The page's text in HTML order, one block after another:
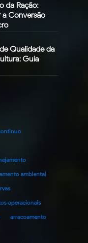
da Ração:
Conversão
Qualidade da
Guia
ambiental
operacionais
arracoamento